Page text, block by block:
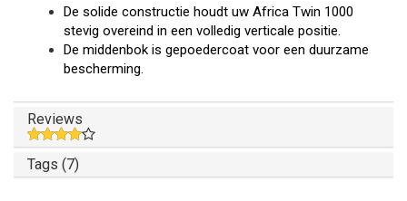
De solide constructie houdt uw Africa Twin 1000
stevig overeind in een volledig verticale positie.
De middenbok is gepoedercoat voor een duurzame
bescherming.
Reviews
Tags (7)